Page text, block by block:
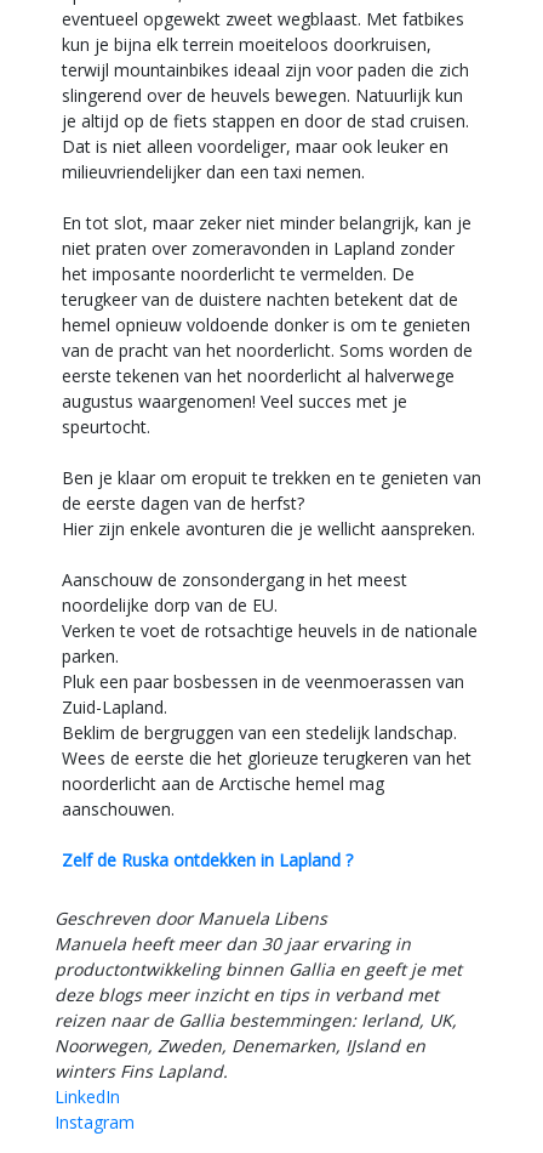
eventueel opgewekt zweet wegblaast. Met fatbikes
kun je bijna elk terrein moeiteloos doorkruisen,
terwijl mountainbikes ideaal zijn voor paden die zich
slingerend over de heuvels bewegen. Natuurlijk kun
je altijd op de fiets stappen en door de stad cruisen.
Dat is niet alleen voordeliger, maar ook leuker en
milieuvriendelijker dan een taxi nemen.
En tot slot, maar zeker niet minder belangrijk, kan je
niet praten over zomeravonden in Lapland zonder
het imposante noorderlicht te vermelden. De
terugkeer van de duistere nachten betekent dat de
hemel opnieuw voldoende donker is om te genieten
van de pracht van het noorderlicht. Soms worden de
eerste tekenen van het noorderlicht al halverwege
augustus waargenomen! Veel succes met je
speurtocht.
Ben je klaar om eropuit te trekken en te genieten van
de eerste dagen van de herfst?
Hier zijn enkele avonturen die je wellicht aanspreken.
Aanschouw de zonsondergang in het meest
noordelijke dorp van de EU.
Verken te voet de rotsachtige heuvels in de nationale
parken.
Pluk een paar bosbessen in de veenmoerassen van
Zuid-Lapland.
Beklim de bergruggen van een stedelijk landschap.
Wees de eerste die het glorieuze terugkeren van het
noorderlicht aan de Arctische hemel mag
aanschouwen.
Zelf de Ruska ontdekken in Lapland ?
Geschreven door Manuela Libens
Manuela heeft meer dan 30 jaar ervaring in
productontwikkeling binnen Gallia en geeft je met
deze blogs meer inzicht en tips in verband met
reizen naar de Gallia bestemmingen: Ierland, UK,
Noorwegen, Zweden, Denemarken, IJsland en
winters Fins Lapland.
LinkedIn
Instagram